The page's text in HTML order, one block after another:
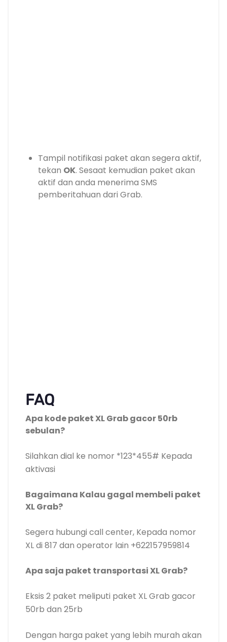
Tampil notifikasi paket akan segera aktif,
tekan OK. Sesaat kemudian paket akan
aktif dan anda menerima SMS
pemberitahuan dari Grab.
FAQ
Apa kode paket XL Grab gacor 50rb
sebulan?
Silahkan dial ke nomor *123*455# Kepada
aktivasi
Bagaimana Kalau gagal membeli paket
XL Grab?
Segera hubungi call center, Kepada nomor
XL di 817 dan operator lain +622157959814
Apa saja paket transportasi XL Grab?
Eksis 2 paket meliputi paket XL Grab gacor
50rb dan 25rb
Dengan harga paket yang lebih murah akan